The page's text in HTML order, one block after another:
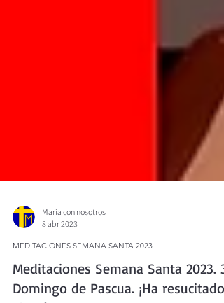
8 abr 2023
MEDITACIONES SEMANA SANTA 2023
Meditaciones Semana Santa 2023. 3)